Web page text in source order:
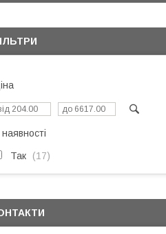
Так 17